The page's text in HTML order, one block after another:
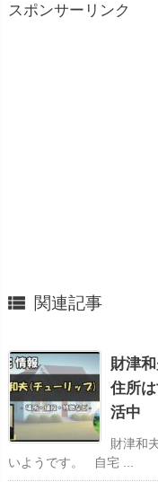
スポンサーリンク
 関連記事
財津
住所
活中
財津和
いようです。 自宅 ...